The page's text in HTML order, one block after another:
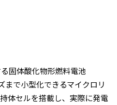
固体酸化物形燃料電池
まで小型化できるマイクロリ
体セルを搭載し、実際に発電